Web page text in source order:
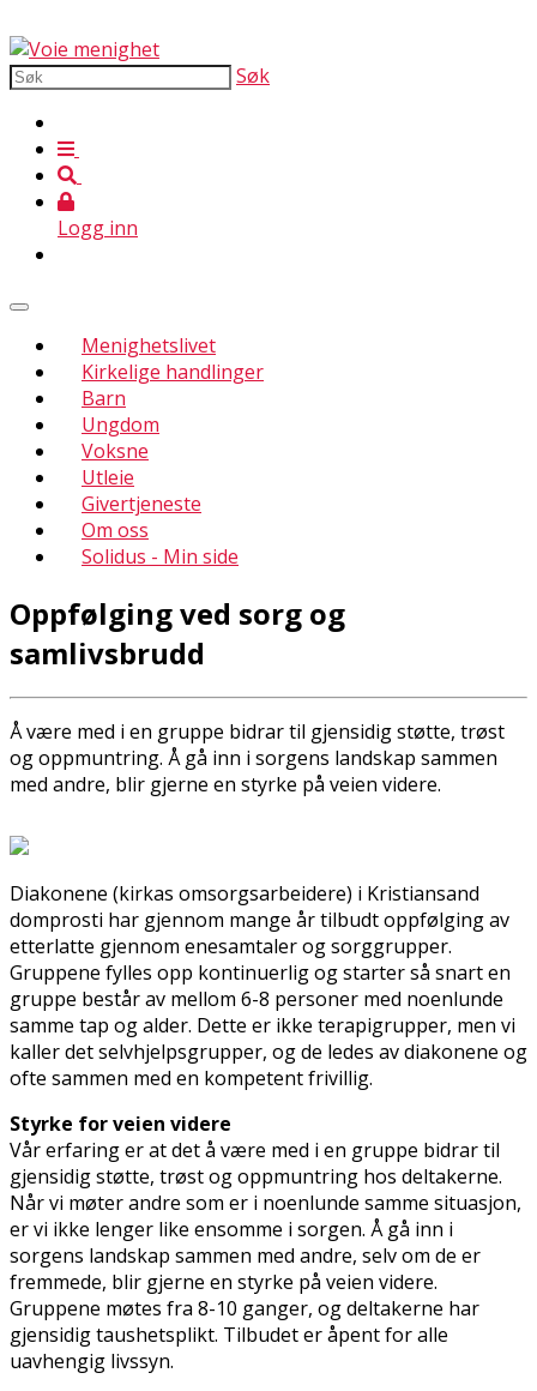
Søk
Logg inn
Menighetslivet
Kirkelige handlinger
Barn
Ungdom
Voksne
Utleie
Givertjeneste
Om oss
Solidus - Min side
Oppfølging ved sorg og
samlivsbrudd
Å være med i en gruppe bidrar til gjensidig støtte, trøst
og oppmuntring. Å gå inn i sorgens landskap sammen
med andre, blir gjerne en styrke på veien videre.
Diakonene (kirkas omsorgsarbeidere) i Kristiansand
domprosti har gjennom mange år tilbudt oppfølging av
etterlatte gjennom enesamtaler og sorggrupper.
Gruppene fylles opp kontinuerlig og starter så snart en
gruppe består av mellom 6-8 personer med noenlunde
samme tap og alder. Dette er ikke terapigrupper, men vi
kaller det selvhjelpsgrupper, og de ledes av diakonene og
ofte sammen med en kompetent frivillig.
Styrke for veien videre
Vår erfaring er at det å være med i en gruppe bidrar til
gjensidig støtte, trøst og oppmuntring hos deltakerne.
Når vi møter andre som er i noenlunde samme situasjon,
er vi ikke lenger like ensomme i sorgen. Å gå inn i
sorgens landskap sammen med andre, selv om de er
fremmede, blir gjerne en styrke på veien videre.
Gruppene møtes fra 8-10 ganger, og deltakerne har
gjensidig taushetsplikt. Tilbudet er åpent for alle
uavhengig livssyn.